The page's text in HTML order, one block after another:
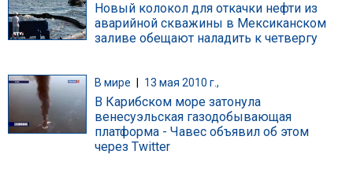
Новый колокол для откачки нефти из
аварийной скважины в Мексиканском
заливе обещают наладить к четвергу
В мире 13 мая 2010 г.,
В Карибском море затонула
венесуэльская газодобывающая
платформа - Чавес объявил об этом
через Twitter